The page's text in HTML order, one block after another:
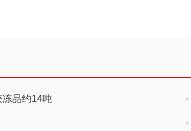
冻品约14吨